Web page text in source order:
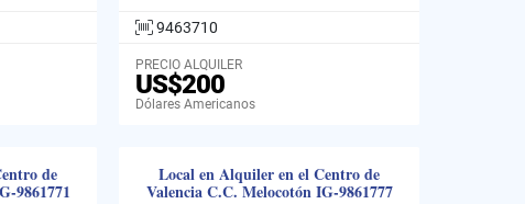
9463710
PRECIO ALQUILER
US$200
Dólares Americanos
de
9861771
Local en Alquiler en el Centro de
Valencia C.C. Melocotón IG-9861777